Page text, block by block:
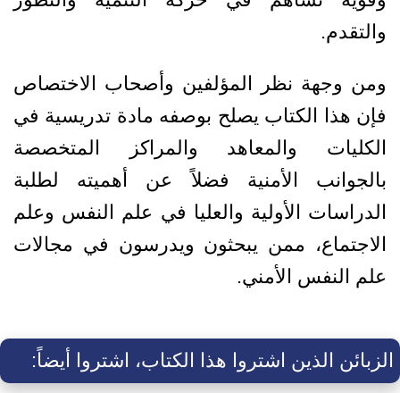
والتقدم.
ومن وجهة نظر المؤلفين وأصحاب الاختصاص
فإن هذا الكتاب يصلح بوصفه مادة تدريسية في
الكليات والمعاهد والمراكز المتخصصة
بالجوانب الأمنية فضلاً عن أهميته لطلبة
الدراسات الأولية والعليا في علم النفس وعلم
الاجتماع، ممن يبحثون ويدرسون في مجالات
علم النفس الأمني.
الزبائن الذين اشتروا هذا الكتاب، اشتروا أيضاً: